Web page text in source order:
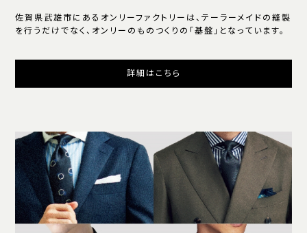
佐賀県武雄市にあるオンリーファクトリーは、テーラーメイドの縫製
を行うだけでなく、オンリーのものつくりの「基盤」となっています。
詳細はこちら